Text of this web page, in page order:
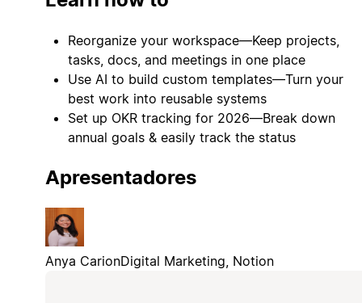
Reorganize your workspace—Keep projects,
tasks, docs, and meetings in one place
Use AI to build custom templates—Turn your
best work into reusable systems
Set up OKR tracking for 2026—Break down
annual goals & easily track the status
Apresentadores
Anya CarionDigital Marketing, Notion